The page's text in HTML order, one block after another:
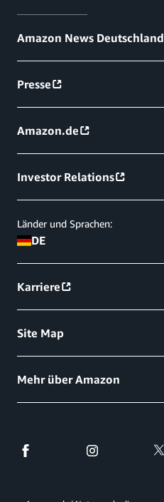
Amazon News Deutschland
Presse
Amazon.de
Investor Relations
Länder und Sprachen:
DE
Karriere
Site Map
Mehr über Amazon